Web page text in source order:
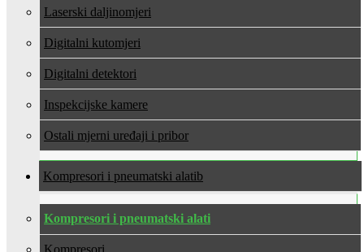
Laserski daljinomjeri
Digitalni kutomjeri
Digitalni detektori
Inspekcijske kamere
Ostali mjerni uređaji i pribor
Kompresori i pneumatski alati
Kompresori i pneumatski alati